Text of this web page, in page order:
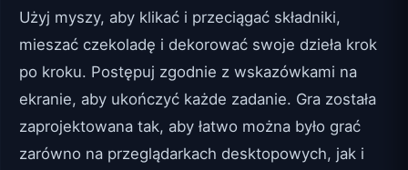
Użyj myszy, aby klikać i przeciągać składniki,
mieszać czekoladę i dekorować swoje dzieła krok
po kroku. Postępuj zgodnie z wskazówkami na
ekranie, aby ukończyć każde zadanie. Gra została
zaprojektowana tak, aby łatwo można było grać
zarówno na przeglądarkach desktopowych, jak i